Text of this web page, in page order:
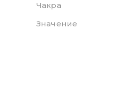
Чакра
Значение